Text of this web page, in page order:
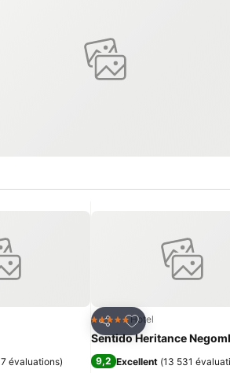
favoris
évaluations)
Partager
Ajouter à mes
5 Étoiles Hotel
Sentido Heritance
9,2 Excellent (13 531